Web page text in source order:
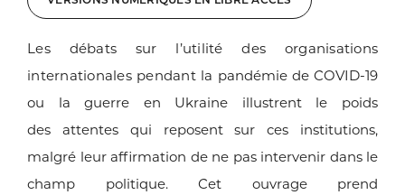
Les débats sur l’utilité des organisations
internationales pendant la pandémie de COVID-19
ou la guerre en Ukraine illustrent le poids
des attentes qui reposent sur ces institutions,
malgré leur affirmation de ne pas intervenir dans le
champ politique. Cet ouvrage prend